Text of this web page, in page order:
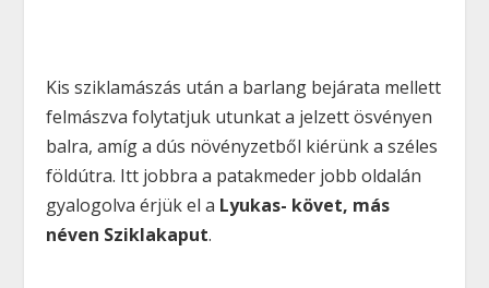
Kis sziklamászás után a barlang bejárata mellett
felmászva folytatjuk utunkat a jelzett ösvényen
balra, amíg a dús növényzetből kiérünk a széles
földútra. Itt jobbra a patakmeder jobb oldalán
gyalogolva érjük el a Lyukas- követ, más
néven Sziklakaput.